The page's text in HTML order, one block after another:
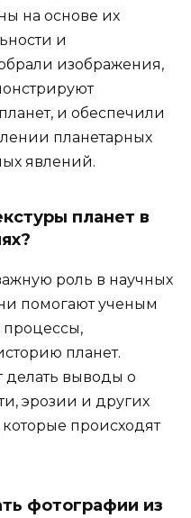
на основе их
и
изображения,
и обеспечили
планетарных
явлений.
планет в
роль в научных
помогают ученым
процессы,
планет.
делать выводы о
эрозии и других
происходят
фотографии из